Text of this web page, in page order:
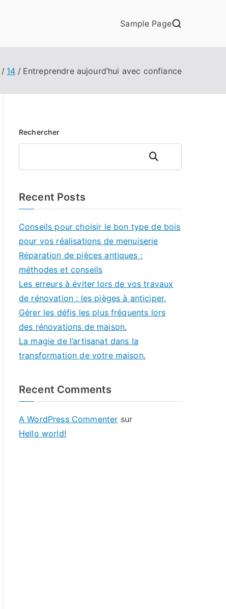
Sample Page
14 Entreprendre aujourd’hui avec confiance
Rechercher
Rechercher
Recent Posts
Conseils pour choisir le bon type de bois
pour vos réalisations de menuiserie
Réparation de pièces antiques :
méthodes et conseils
Les erreurs à éviter lors de vos travaux
de rénovation : les pièges à anticiper.
Gérer les défis les plus fréquents lors
des rénovations de maison.
La magie de l’artisanat dans la
transformation de votre maison.
Recent Comments
A WordPress Commenter sur
Hello world!